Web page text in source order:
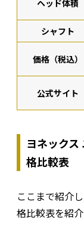
ヘッド体積
シャフト
価格（税込）
公式サイト
ヨネックス
格比較表
ここまで紹介
格比較表を紹介